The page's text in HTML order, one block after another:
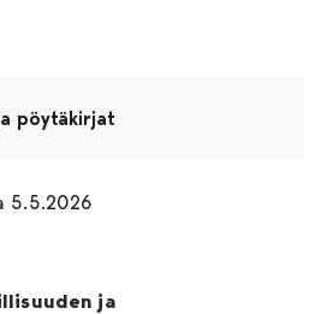
pöytäkirjat
5.5.2026
ja